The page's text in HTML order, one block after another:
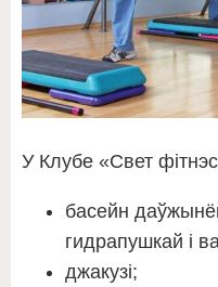
У Клубе «Свет
басейн
гидрапушкай і
джакузі;